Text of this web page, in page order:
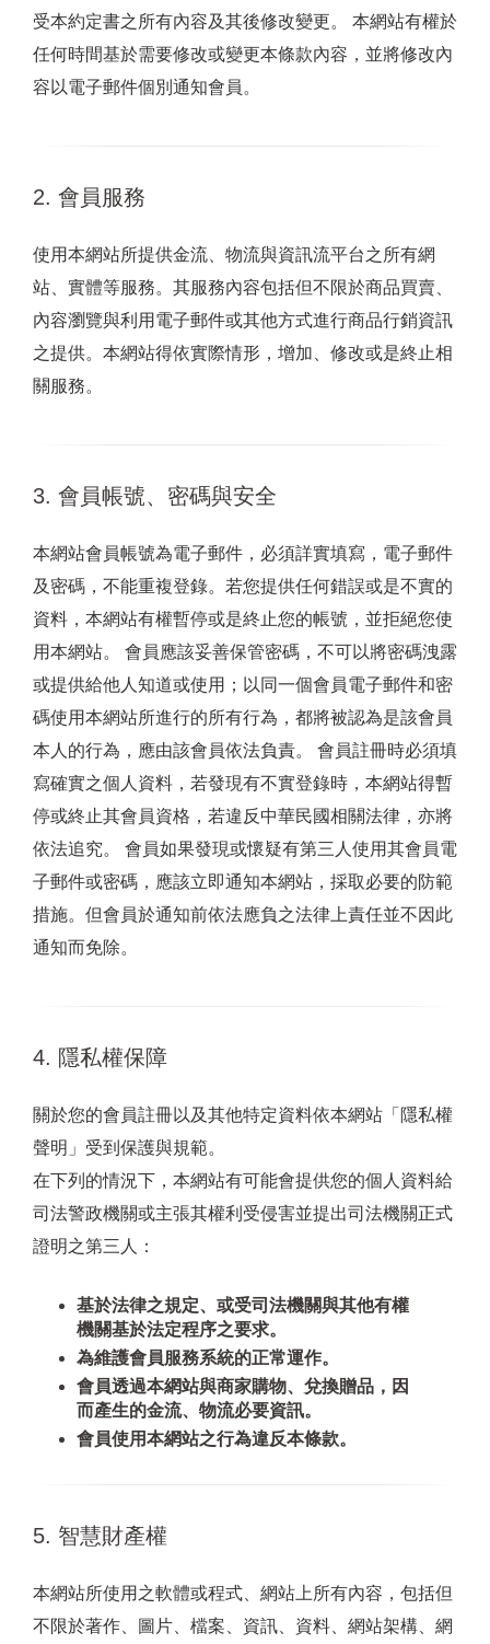
受本約定書之所有內容及其後修改變更。 本網站有權於
任何時間基於需要修改或變更本條款內容，並將修改內
容以電子郵件個別通知會員。
2. 會員服務
使用本網站所提供金流、物流與資訊流平台之所有網
站、實體等服務。其服務內容包括但不限於商品買賣、
內容瀏覽與利用電子郵件或其他方式進行商品行銷資訊
之提供。本網站得依實際情形，增加、修改或是終止相
關服務。
3. 會員帳號、密碼與安全
本網站會員帳號為電子郵件，必須詳實填寫，電子郵件
及密碼，不能重複登錄。若您提供任何錯誤或是不實的
資料，本網站有權暫停或是終止您的帳號，並拒絕您使
用本網站。 會員應該妥善保管密碼，不可以將密碼洩露
或提供給他人知道或使用；以同一個會員電子郵件和密
碼使用本網站所進行的所有行為，都將被認為是該會員
本人的行為，應由該會員依法負責。 會員註冊時必須填
寫確實之個人資料，若發現有不實登錄時，本網站得暫
停或終止其會員資格，若違反中華民國相關法律，亦將
依法追究。 會員如果發現或懷疑有第三人使用其會員電
子郵件或密碼，應該立即通知本網站，採取必要的防範
措施。但會員於通知前依法應負之法律上責任並不因此
通知而免除。
4. 隱私權保障
關於您的會員註冊以及其他特定資料依本網站「隱私權
聲明」受到保護與規範。
在下列的情況下，本網站有可能會提供您的個人資料給
司法警政機關或主張其權利受侵害並提出司法機關正式
證明之第三人：
基於法律之規定、或受司法機關與其他有權
機關基於法定程序之要求。
為維護會員服務系統的正常運作。
會員透過本網站與商家購物、兌換贈品，因
而產生的金流、物流必要資訊。
會員使用本網站之行為違反本條款。
5. 智慧財產權
本網站所使用之軟體或程式、網站上所有內容，包括但
不限於著作、圖片、檔案、資訊、資料、網站架構、網